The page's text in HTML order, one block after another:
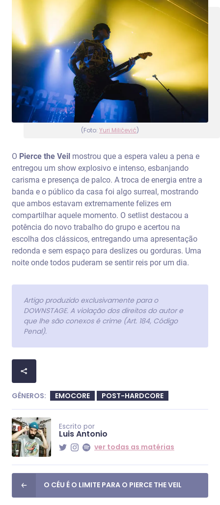
(Foto: Yuri Miličević)
O Pierce the Veil mostrou que a espera valeu a pena e
entregou um show explosivo e intenso, esbanjando
carisma e presença de palco. A troca de energia entre a
banda e o público da casa foi algo surreal, mostrando
que ambos estavam extremamente felizes em
compartilhar aquele momento. O setlist destacou a
potência do novo trabalho do grupo e acertou na
escolha dos clássicos, entregando uma apresentação
redonda e sem espaço para deslizes ou gorduras. Uma
noite onde todos puderam se sentir reis por um dia.
Artigo produzido exclusivamente para o
DOWNSTAGE. A violação dos direitos do autor e
que lhe são conexos é crime (Art. 184, Código
Penal).
GÊNEROS: EMOCORE POST-HARDCORE
Escrito por
Luis Antonio
ver todas as matérias
O CÉU É O LIMITE PARA O PIERCE THE VEIL